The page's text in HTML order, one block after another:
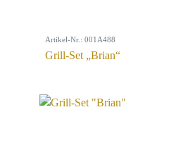
Artikel-Nr.: 001A488
Grill-Set „Brian“